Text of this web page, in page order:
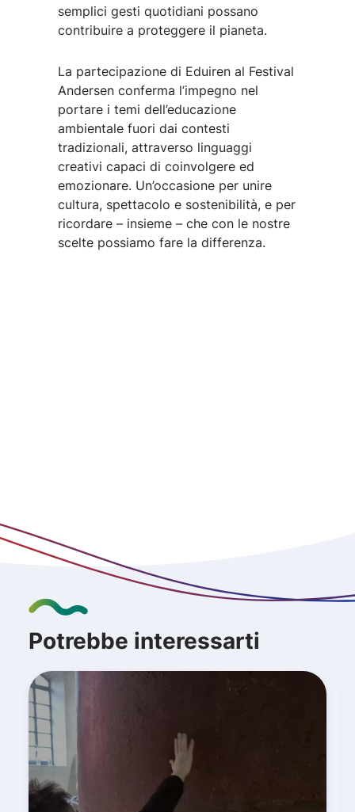
semplici gesti quotidiani possano
contribuire a proteggere il pianeta.
La partecipazione di Eduiren al Festival
Andersen conferma l’impegno nel
portare i temi dell’educazione
ambientale fuori dai contesti
tradizionali, attraverso linguaggi
creativi capaci di coinvolgere ed
emozionare. Un’occasione per unire
cultura, spettacolo e sostenibilità, e per
ricordare – insieme – che con le nostre
scelte possiamo fare la differenza.
Potrebbe interessarti